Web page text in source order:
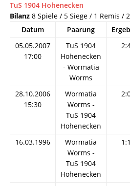
TuS 1904 Hohenecken
Bilanz 8 Spiele / 5 Siege / 1 Remis /
Datum
Paarung
05.05.2007
17:00
TuS 1904
Hohenecken
- Wormatia
Worms
28.10.2006
15:30
Wormatia
Worms -
TuS 1904
Hohenecken
16.03.1996
Wormatia
Worms -
TuS 1904
Hohenecken
1:1